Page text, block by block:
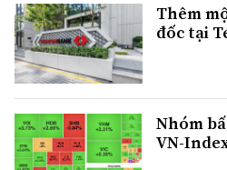
Thêm
đốc tại
Nhóm
VN-